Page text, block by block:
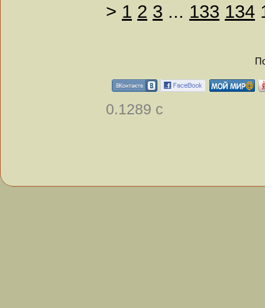
> 1 2 3 ... 133 134
0.1289 с